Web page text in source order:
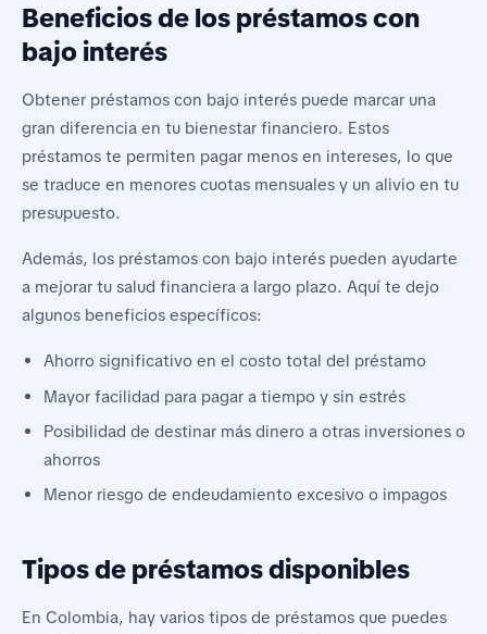
Beneficios de los préstamos con
bajo interés
Obtener préstamos con bajo interés puede marcar una
gran diferencia en tu bienestar financiero. Estos
préstamos te permiten pagar menos en intereses, lo que
se traduce en menores cuotas mensuales y un alivio en tu
presupuesto.
Además, los préstamos con bajo interés pueden ayudarte
a mejorar tu salud financiera a largo plazo. Aquí te dejo
algunos beneficios específicos:
Ahorro significativo en el costo total del préstamo
Mayor facilidad para pagar a tiempo y sin estrés
Posibilidad de destinar más dinero a otras inversiones o
ahorros
Menor riesgo de endeudamiento excesivo o impagos
Tipos de préstamos disponibles
En Colombia, hay varios tipos de préstamos que puedes